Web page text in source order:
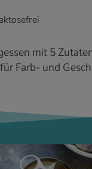
mit 5
Farb- und